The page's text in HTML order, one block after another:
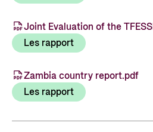
Styresett og økonomisk
Statsgarantiordningen for
fornybar energi
Norad - Partnerskap med
Nyttige lenker
Evalueringer (Norec)
Historie
Kontakt
Joint Evaluation of the
Les rapport
Zambia country report.pdf
Les rapport